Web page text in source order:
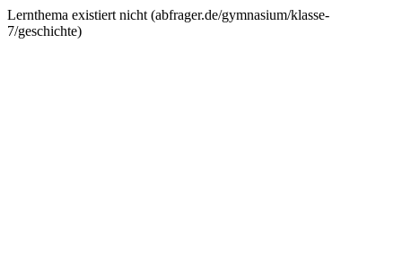
Lernthema existiert nicht (abfrager.de/gymnasium/klasse-
7/geschichte)